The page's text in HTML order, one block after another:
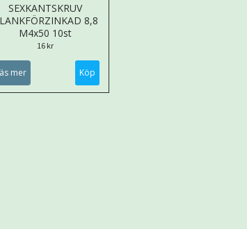
SEXKANTSKRUV
8,8
M4x50 10st
16 kr
mer